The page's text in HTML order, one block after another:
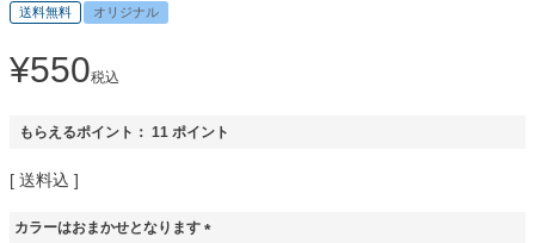
送料無料 オリジナル
¥550税込
もらえるポイント： 11 ポイント
送料込
カラーはおまかせとなります